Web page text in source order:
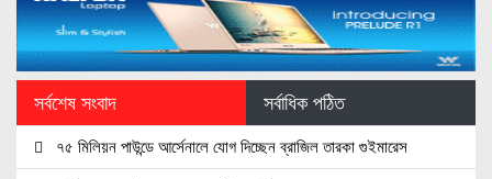
সর্বশেষ সংবাদ সর্বাধিক পঠিত
৭৫ মিলিয়ন পাউন্ডে আর্সেনালে যোগ দিচ্ছেন ব্রাজিল তারকা গুইমারেস